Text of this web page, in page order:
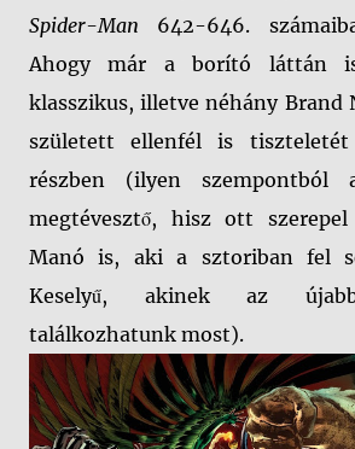
Spider-Man 642-646.
Ahogy már a borító láttán
klasszikus, illetve néhány Brand
született ellenfél is
részben (ilyen
megtévesztő, hisz ott
Manó is, aki a sztoriban fel
Keselyű, akinek az
találkozhatunk most).